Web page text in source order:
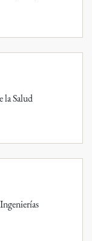
la Salud